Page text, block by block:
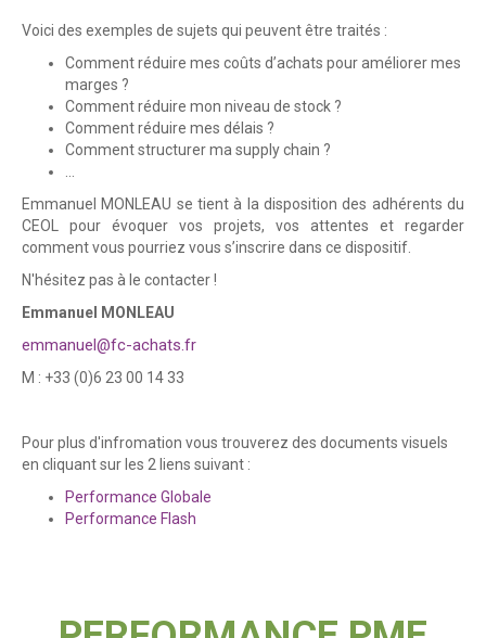
Voici des exemples de sujets qui peuvent être traités :
Comment réduire mes coûts d’achats pour améliorer mes
marges ?
Comment réduire mon niveau de stock ?
Comment réduire mes délais ?
Comment structurer ma supply chain ?
Emmanuel MONLEAU se tient à la disposition des adhérents du
CEOL pour évoquer vos projets, vos attentes et regarder
comment vous pourriez vous s’inscrire dans ce dispositif.
N'hésitez pas à le contacter !
Emmanuel MONLEAU
emmanuel@fc-achats.fr
M : +33 (0)6 23 00 14 33
Pour plus d'infromation vous trouverez des documents visuels
en cliquant sur les 2 liens suivant :
Performance Globale
Performance Flash